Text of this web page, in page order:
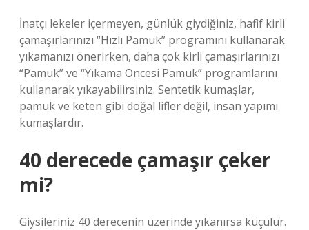
İnatçı lekeler içermeyen, günlük giydiğiniz, hafif kirli
çamaşırlarınızı “Hızlı Pamuk” programını kullanarak
yıkamanızı önerirken, daha çok kirli çamaşırlarınızı
“Pamuk” ve “Yıkama Öncesi Pamuk” programlarını
kullanarak yıkayabilirsiniz. Sentetik kumaşlar,
pamuk ve keten gibi doğal lifler değil, insan yapımı
kumaşlardır.
40 derecede çamaşır çeker
mi?
Giysileriniz 40 derecenin üzerinde yıkanırsa küçülür.